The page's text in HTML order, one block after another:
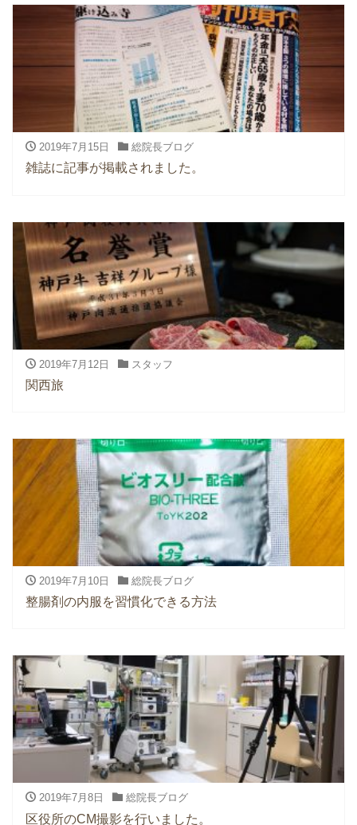
2019年7月15日 総院長ブログ
雑誌に記事が掲載されました。
2019年7月12日 スタッフ
関西旅
2019年7月10日 総院長ブログ
整腸剤の内服を習慣化できる方法
2019年7月8日 総院長ブログ
区役所のCM撮影を行いました。